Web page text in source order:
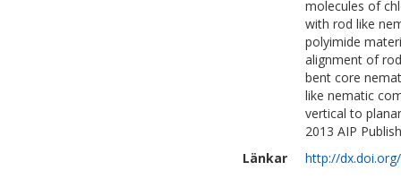
molecules of
with rod like
polyimide
alignment of
bent core
like nematic
vertical to
2013 AIP
Länkar
http://